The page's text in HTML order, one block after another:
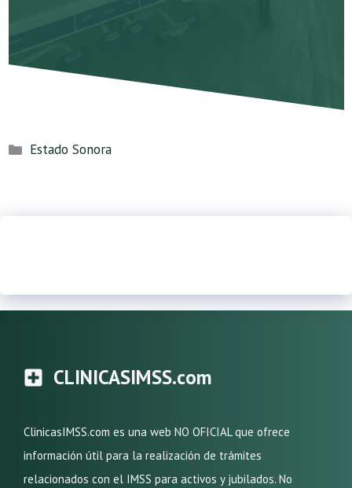
Categorías
Estado Sonora
CLINICASIMSS.com
ClinicasIMSS.com es una web NO OFICIAL que ofrece
información útil para la realización de trámites
relacionados con el IMSS para activos y jubilados. No